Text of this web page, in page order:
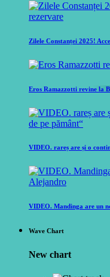
Zilele Constanței 2025!
Eros Ramazzotti revine la
VIDEO. rareș are și o
VIDEO. Mandinga are un
Wave Chart
New chart